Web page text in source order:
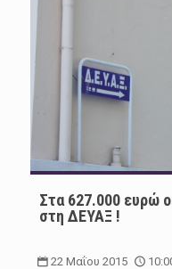
Στα 627.000 ευρώ
στη ΔΕΥΑΞ !
22 Μαΐου 2015